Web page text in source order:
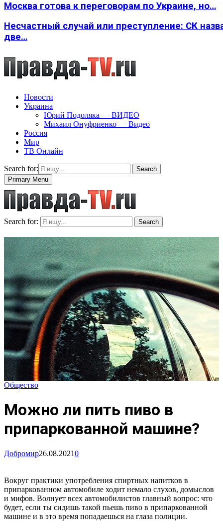
Москва готова к переговорам по Украине, но…
Несчастный случай или преступление: СК
две…
Новости
Украина
Юрий Подоляка — ВИДЕО
Михаил Онуфриенко — Видео
Россия
Мир
ТВ Онлайн
Search for:
Search
Primary Menu
Search for: Search
Общество
Можно ли пить пиво в
припаркованной машине?
Добромир26.08.20210
Вокруг практики употребления спиртных напитков в
припаркованном автомобиле ходит немало слухов, домыслов
и мифов. Волнует всех автомобилистов главный вопрос: что
будет, если ты сидишь такой пьешь пиво в припаркованной
машине и в это время попадаешься на глаза полиции.